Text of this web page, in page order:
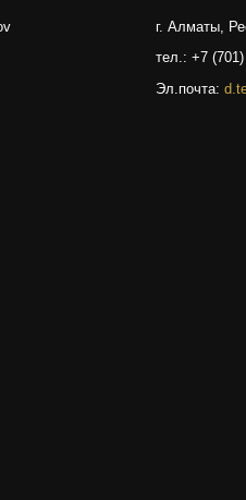
г. Алматы,
тел.: +7
Эл.почта: